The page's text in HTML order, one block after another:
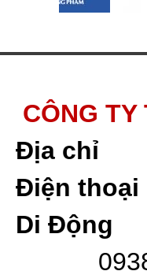
CÔNG TY
Địa
Điện
Di